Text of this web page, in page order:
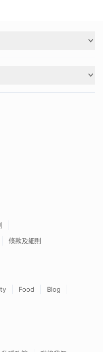
條款及細則
Food
Blog